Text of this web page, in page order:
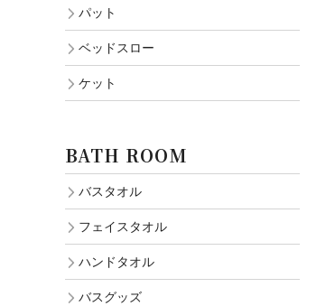
パット
ベッドスロー
ケット
BATH ROOM
バスタオル
フェイスタオル
ハンドタオル
バスグッズ